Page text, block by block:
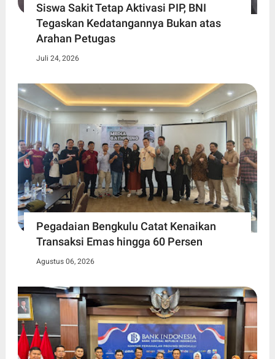
Siswa Sakit Tetap Aktivasi PIP, BNI
Tegaskan Kedatangannya Bukan atas
Arahan Petugas
Juli 24, 2026
Pegadaian Bengkulu Catat Kenaikan
Transaksi Emas hingga 60 Persen
Agustus 06, 2026